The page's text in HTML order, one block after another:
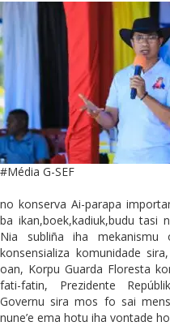
#Média G-SEF
no konserva Ai-parapa
ba ikan,boek,kadiuk,budu tasi
Nia subliña iha
konsensializa komunidade
oan, Korpu Guarda Floresta
fati-fatin, Prezidente
Governu sira mos fo sai
nune’e ema hotu iha vontade